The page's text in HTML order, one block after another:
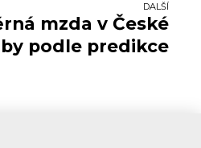
DALŠÍ
mzda v České
podle predikce